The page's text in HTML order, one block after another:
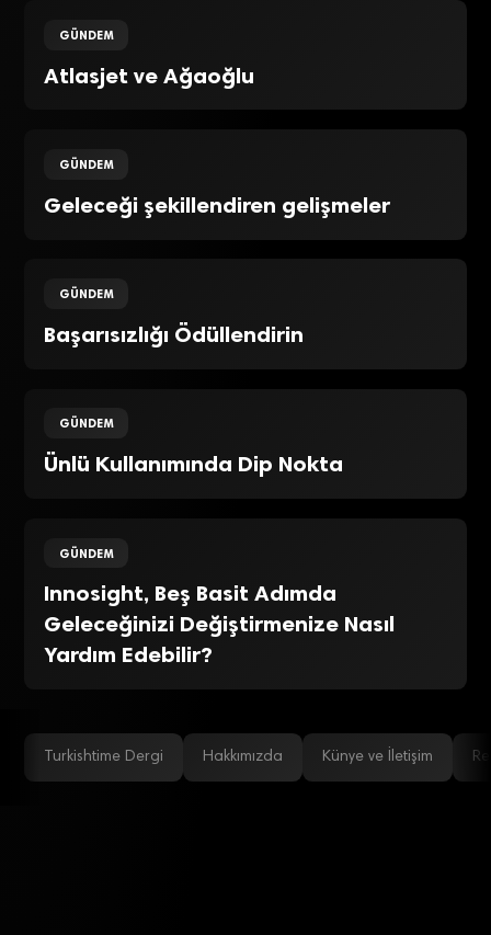
GÜNDEM
Atlasjet ve Ağaoğlu
GÜNDEM
Geleceği şekillendiren gelişmeler
GÜNDEM
Başarısızlığı Ödüllendirin
GÜNDEM
Ünlü Kullanımında Dip Nokta
GÜNDEM
Innosight, Beş Basit Adımda
Geleceğinizi Değiştirmenize Nasıl
Yardım Edebilir?
Turkishtime Dergi Hakkımızda Künye ve İletişim